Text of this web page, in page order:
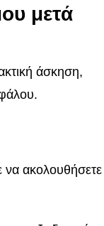
μετά
άσκηση,
να ακολουθήσετε